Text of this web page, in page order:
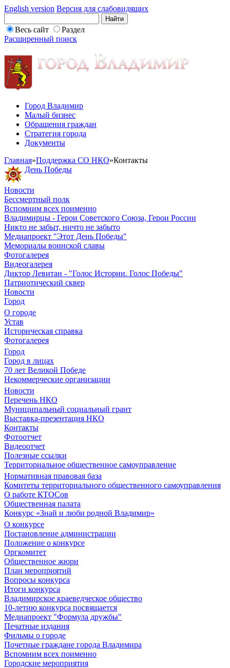
English version Версия для слабовидящих
Весь сайт
Раздел
Расширенный поиск
Город Владимир
Малый бизнес
Обращения граждан
Стратегия города
Документы
Главная»Поддержка СО НКО»Контакты
День Победы
Новости
Бессмертный полк
Вспомним всех поименно
Владимирцы - Герои Советского Союза, Герои России
Никто не забыт, ничто не забыто
Медиапроект "Этот День Победы"
Мемориалы воинской славы
Фотогалерея
Видеогалерея
Диктор Левитан - "Голос Истории. Голос Победы"
Патриотический сквер
Новости
Город
О городе
Устав
Историческая справка
Фотогалерея
Город
Город в лицах
70 лет Великой Победе
Некоммерческие организации
Новости
Перечень НКО
Муниципальный социальный грант
Выставка-презентация НКО
Контакты
Фотоотчет
Видеоотчет
Полезные ссылки
Территориальное общественное самоуправление
Нормативная правовая база
Комитеты территориального общественного самоуправления
О работе КТОСов
Общественная палата
Конкурс «Знай и люби родной Владимир»
О конкурсе
Постановление администрации
Положение о конкурсе
Оргкомитет
Общественное жюри
План мероприятий
Вопросы конкурса
Итоги конкурса
Владимирское краеведческое общество
10-летию конкурса посвящается
Медиапроект "Формула дружбы"
Печатные издания
Фильмы о городе
Почетные граждане города Владимира
Вспомним всех поименно
Городские мероприятия